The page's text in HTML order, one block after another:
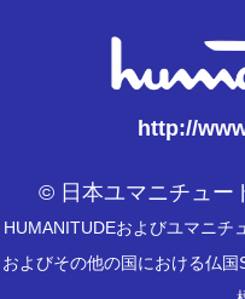
http://
© 日本ユマニチュー
HUMANITUDEおよびユマニチ
およびその他の国における仏